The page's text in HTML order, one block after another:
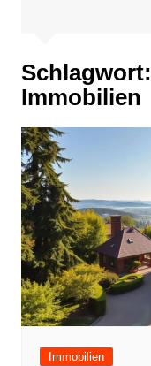
Schlagwort:
Immobilien
Immobilien